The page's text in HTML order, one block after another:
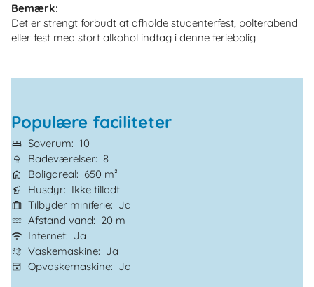
Bemærk:
Det er strengt forbudt at afholde studenterfest, polterabend
eller fest med stort alkohol indtag i denne feriebolig
Populære faciliteter
Soverum
10
Badeværelser 8
Boligareal
650 m²
Husdyr
Ikke tilladt
Tilbyder miniferie
Ja
Afstand vand
20 m
Internet
Ja
Vaskemaskine
Ja
Opvaskemaskine
Ja